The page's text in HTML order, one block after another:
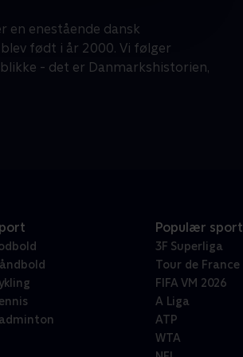
en enestående dansk
født i år 2000. Vi følger
- det er Danmarkshistorien,
Populær sport
3F Superliga
Tour de France
FIFA VM 2026
A Liga
ATP
WTA